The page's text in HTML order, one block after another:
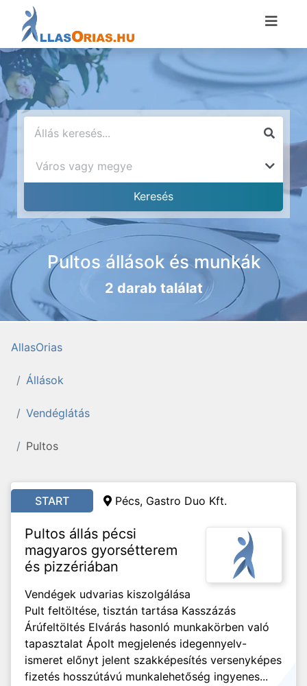
Pultos állások és munkák
2 darab találat
AllasOrias
Állások
Vendéglátás
Pultos
START Pécs, Gastro Duo Kft.
Pultos állás pécsi
magyaros gyorsétterem
és pizzériában
Vendégek udvarias kiszolgálása
Pult feltöltése, tisztán tartása Kasszázás
Árúfeltöltés Elvárás hasonló munkakörben való
tapasztalat Ápolt megjelenés idegennyelv-
ismeret előnyt jelent szakképesítés versenyképes
fizetés hosszútávú munkalehetőség ingyenes...